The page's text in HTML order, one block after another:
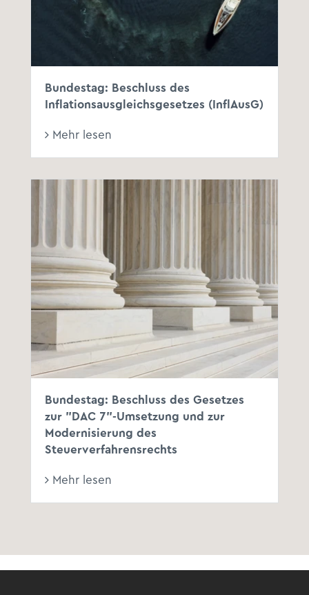
Bundestag: Beschluss des
Inflationsausgleichsgesetzes (InflAusG)
Mehr lesen
Bundestag: Beschluss des Gesetzes
zur "DAC 7"-Umsetzung und zur
Modernisierung des
Steuerverfahrensrechts
Mehr lesen